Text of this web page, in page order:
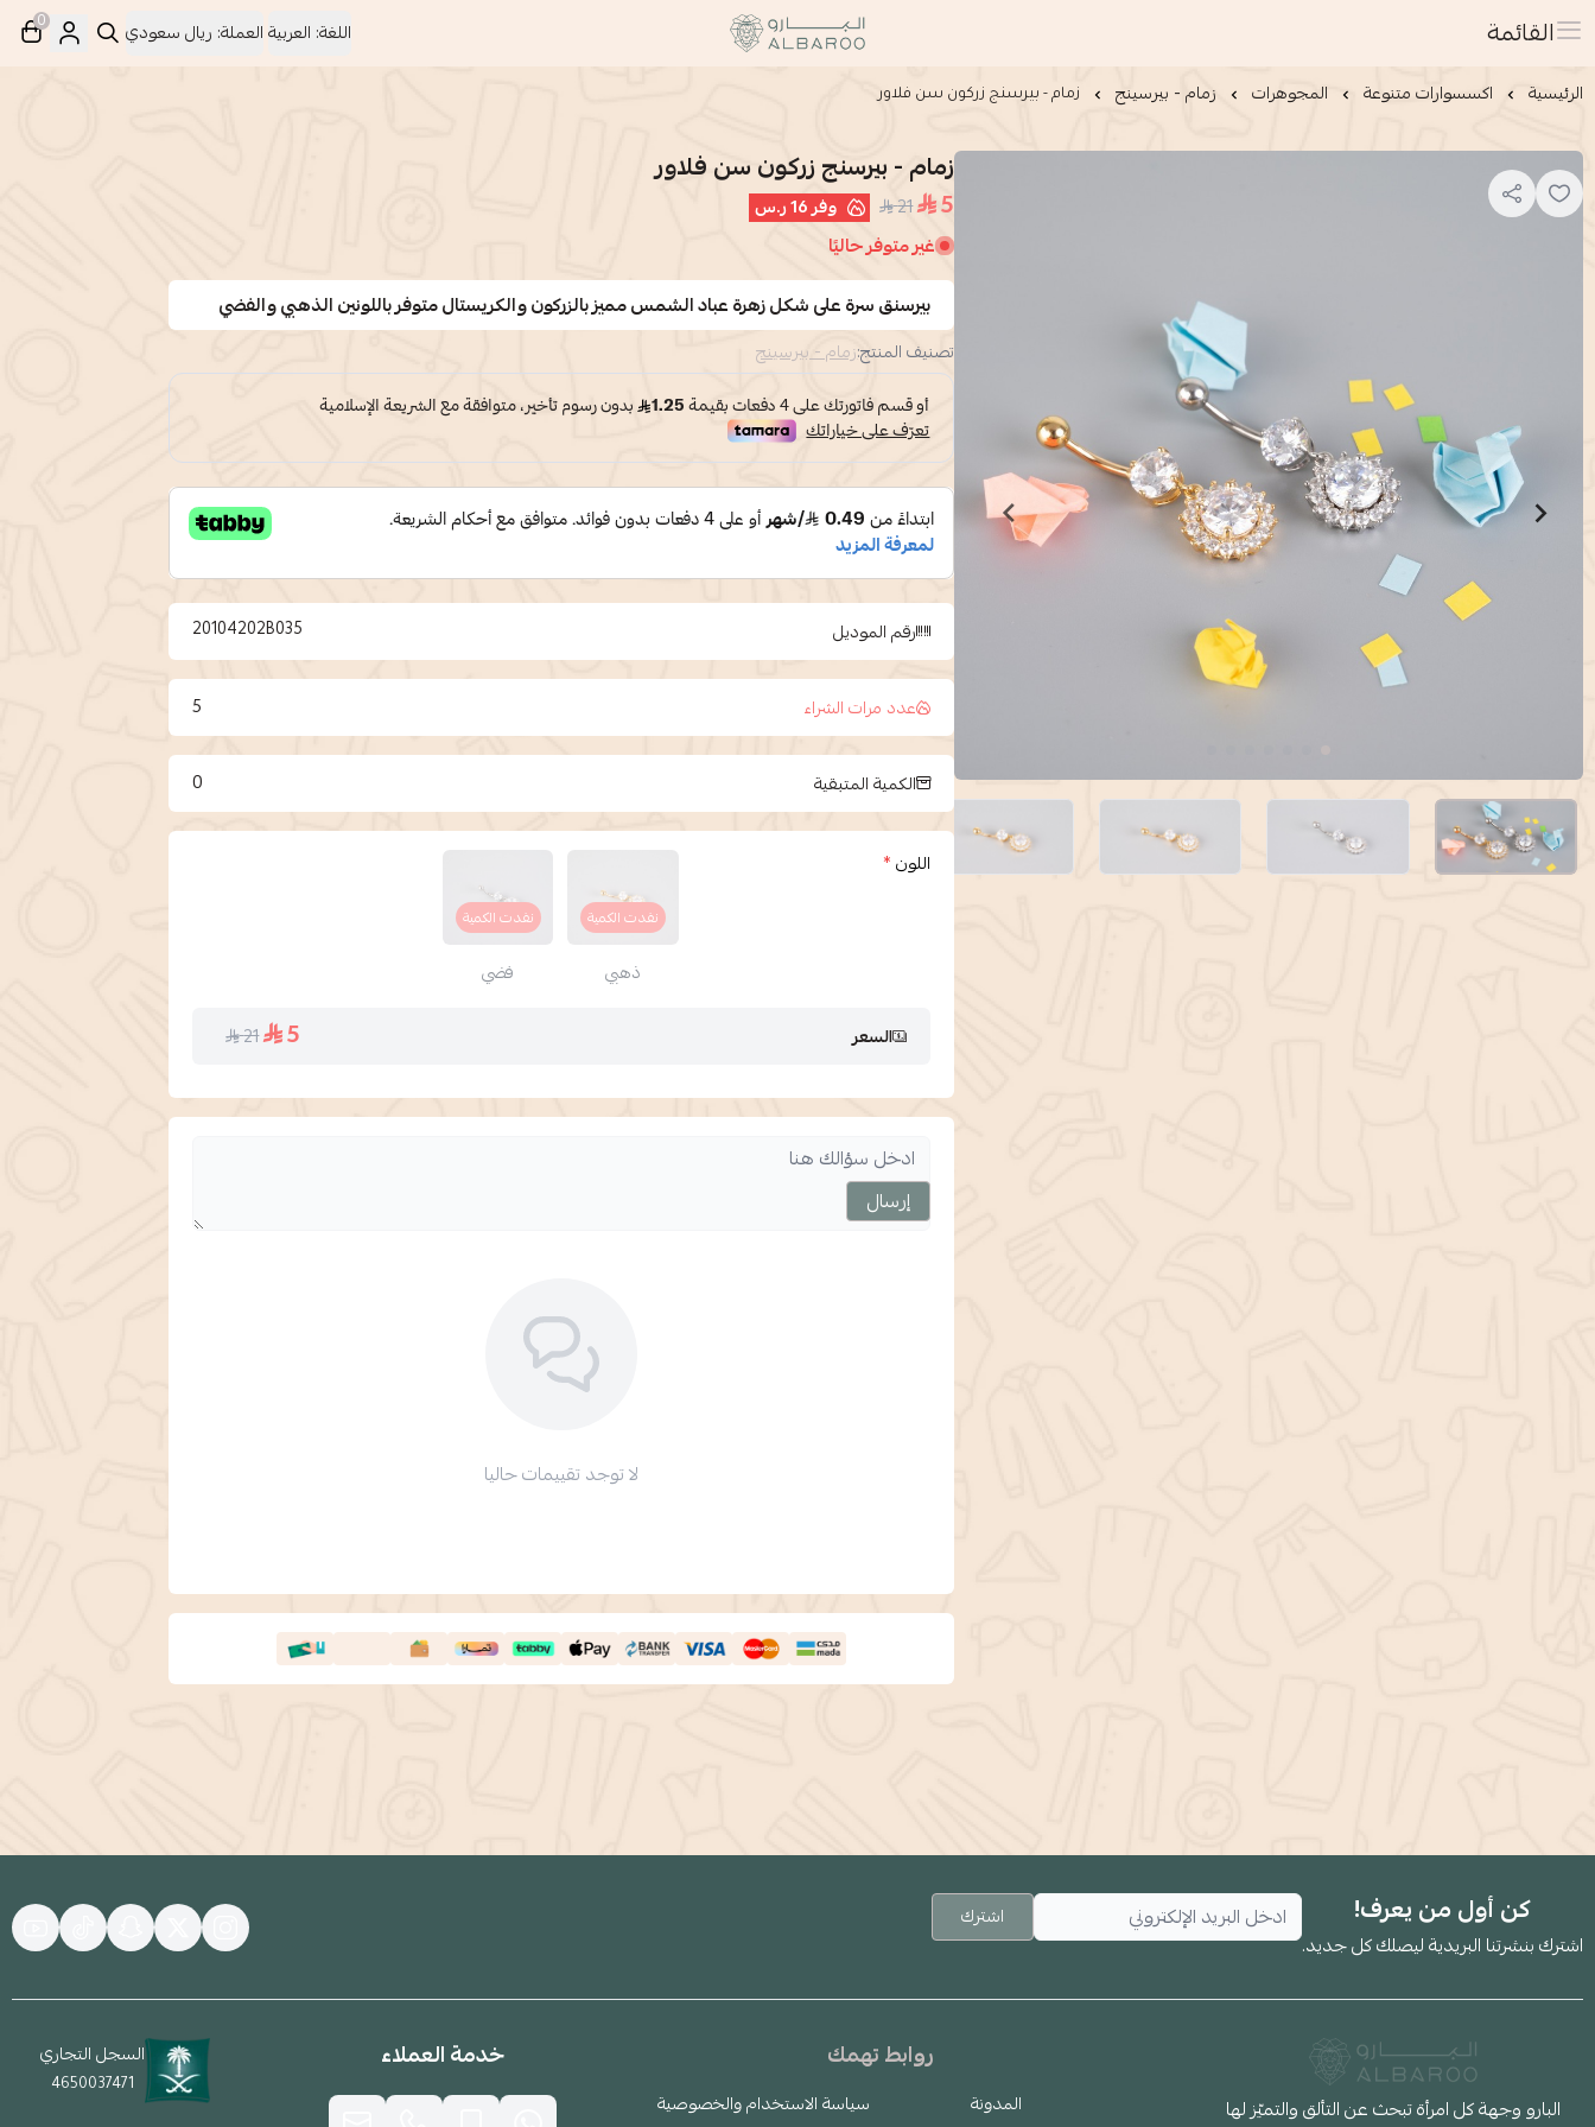
القائمة البارو | Albaroo اللغة: العربيةالعملة: ريال سعودي 0
الرئيسية اكسسوارات متنوعة المجوهرات زمام - بيرسينج زمام - بيرسنج زركون سن فلاور
زمام - بيرسنج زركون سن فلاور
5
21 وفر16 ر.س
غير متوفر حاليًا
بيرسنق سرة على شكل زهرة عباد الشمس مميز بالزركون والكريستال متوفر باللونين الذهبي والفضي
تصنيف المنتج:زمام - بيرسينج
رقم الموديل 20104202B035
عدد مرات الشراء 5
الكمية المتبقية 0
اللون*
نفدت الكمية
ذهبي
نفدت الكمية
فضي
السعر 5
21
إرسال
لا توجد تقييمات حاليا
كن أول من يعرف!
اشترك بنشرتنا البريدية ليصلك كل جديد.
اشترك
البارو وجهة كل امرأة تبحث عن التألق والتميّز لها
روابط تهمك
المدونة
سياسة الاستخدام والخصوصية
خدمة العملاء السجل التجاري
4650037471